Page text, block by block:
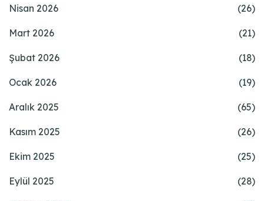
Nisan 2026 (26)
Mart 2026 (21)
Şubat 2026 (18)
Ocak 2026 (19)
Aralık 2025 (65)
Kasım 2025 (26)
Ekim 2025 (25)
Eylül 2025 (28)